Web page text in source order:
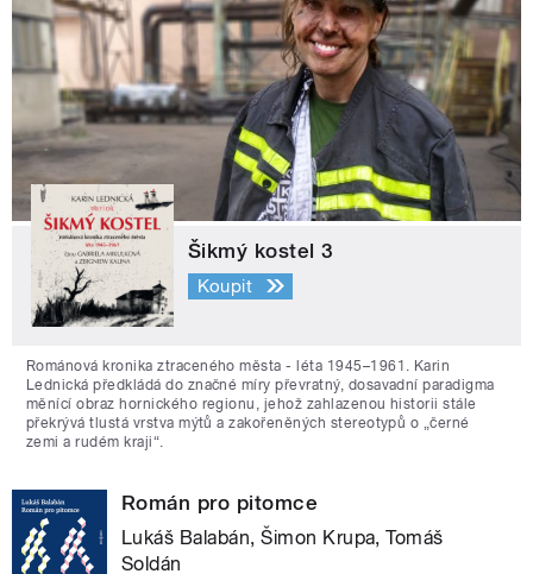
Šikmý kostel 3
Koupit
Románová kronika ztraceného města - léta 1945–1961. Karin
Lednická předkládá do značné míry převratný, dosavadní paradigma
měnící obraz hornického regionu, jehož zahlazenou historii stále
překrývá tlustá vrstva mýtů a zakořeněných stereotypů o „černé
zemi a rudém kraji“.
Román pro pitomce
Lukáš Balabán, Šimon Krupa, Tomáš
Soldán